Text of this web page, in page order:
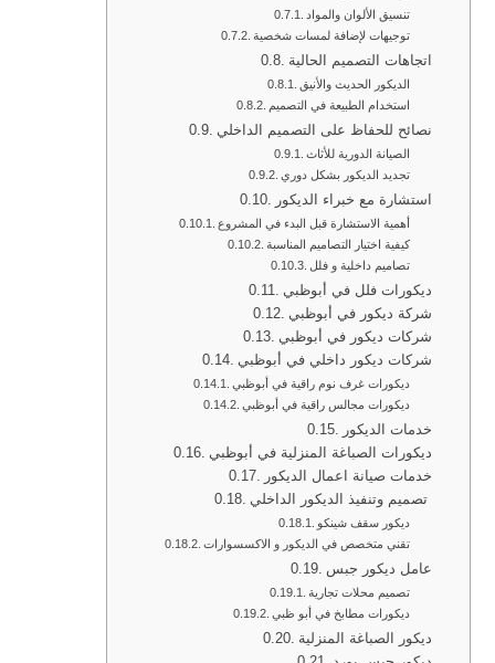
تنسيق الألوان والمواد
توجيهات لإضافة لمسات شخصية
اتجاهات التصميم الحالية
الديكور الحديث والأنيق
استخدام الطبيعة في التصميم
نصائح للحفاظ على التصميم الداخلي
الصيانة الدورية للأثاث
تجديد الديكور بشكل دوري
استشارة مع خبراء الديكور
أهمية الاستشارة قبل البدء في المشروع
كيفية اختيار التصاميم المناسبة
تصاميم داخلية و فلل
ديكورات فلل في أبوظبي
شركة ديكور في أبوظبي
شركات ديكور في أبوظبي
شركات ديكور داخلي في أبوظبي
ديكورات غرف نوم راقية في أبوظبي
ديكورات مجالس راقية في أبوظبي
خدمات الديكور
ديكورات الصباغة المنزلية في أبوظبي
خدمات صيانة اعمال الديكور
ديكور سقف شينكو
تقني متخصص في الديكور و الاكسسوارات
عامل ديكور جبس
تصميم محلات تجارية
ديكورات مطابخ في أبو ظبي
ديكور الصباغة المنزلية